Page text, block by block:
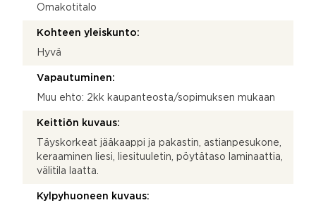
Omakotitalo
Kohteen yleiskunto:
Hyvä
Vapautuminen:
Muu ehto: 2kk kaupanteosta/sopimuksen mukaan
Keittiön kuvaus:
Täyskorkeat jääkaappi ja pakastin, astianpesukone,
keraaminen liesi, liesituuletin, pöytätaso laminaattia,
välitila laatta.
Kylpyhuoneen kuvaus: